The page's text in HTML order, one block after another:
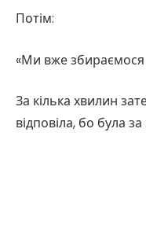
Потім:
«Ми вже збираємося
За кілька хвилин
відповіла, бо була